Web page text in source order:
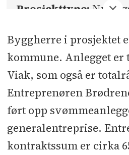
Prosjekttype:
Kontraktssum uten
65 millioner kroner
Bruttoareal: Cirka
kvadratmeter
Tiltakshaver:
Byggherre i prosjektet
kommune. Anlegget er
Viak, som også er
Entreprenøren
ført opp
generalentreprise.
kontraktssum er cirka